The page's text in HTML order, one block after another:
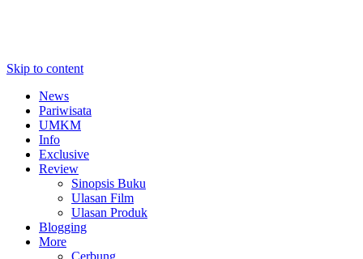
Skip to content
News
Pariwisata
UMKM
Info
Exclusive
Review
Sinopsis Buku
Ulasan Film
Ulasan Produk
Blogging
More
Cerbung